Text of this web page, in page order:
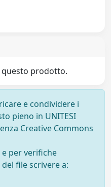
questo prodotto.
e condividere i
pieno in UNITESI
Creative Commons
per verifiche
file scrivere a: